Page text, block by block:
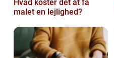
Hvad koster det at få
malet en lejlighed?